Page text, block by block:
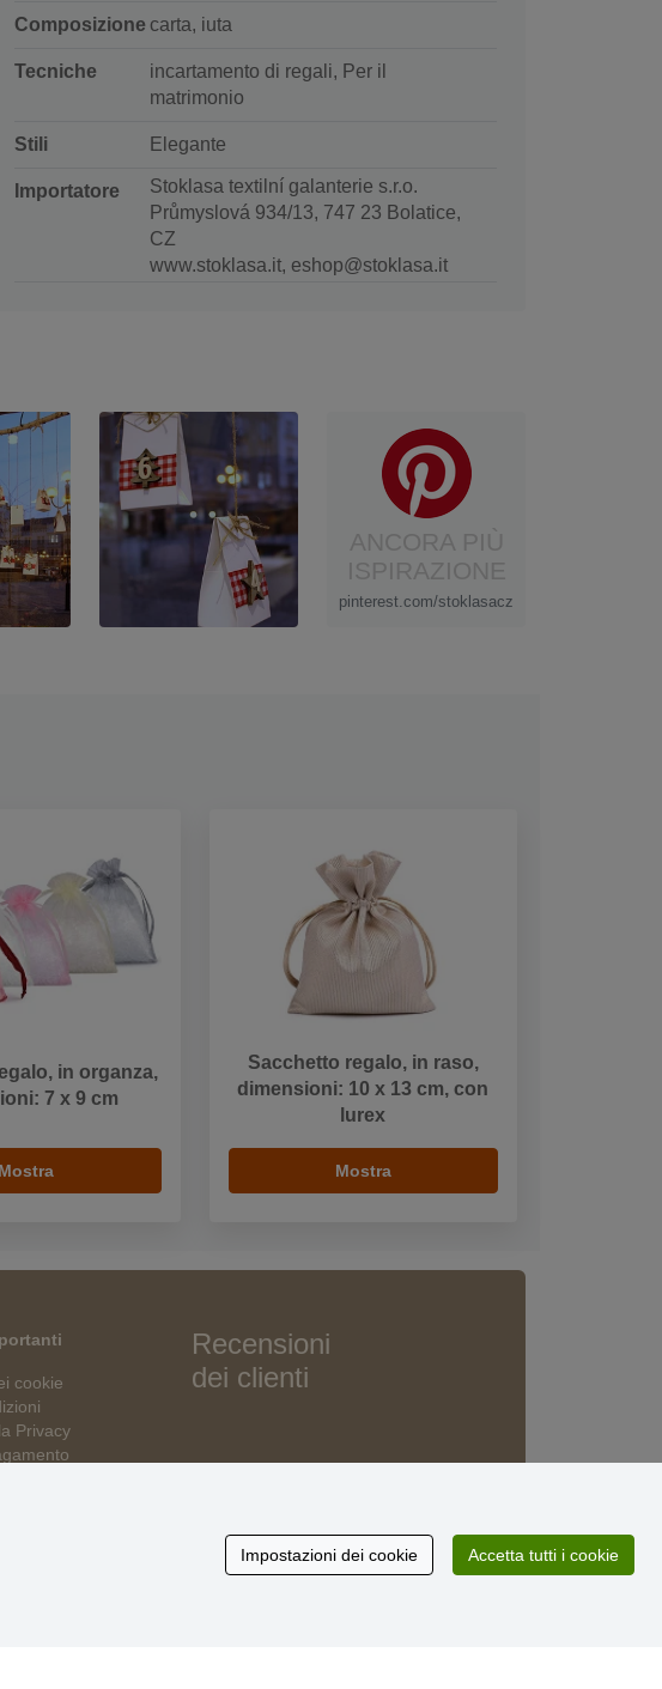
Composizione carta, iuta
Tecniche
incartamento di regali, Per il
matrimonio
Stili Elegante
Importatore
Stoklasa textilní galanterie s.r.o.
Průmyslová 934/13, 747 23 Bolatice,
CZ
www.stoklasa.it, eshop@stoklasa.it
pinterest.com/stoklasacz
in organza,
7 x 9 cm
Mostra
Sacchetto regalo, in raso,
dimensioni: 10 x 13 cm, con
lurex
Mostra
cookie
Privacy
Recensioni
dei clienti
Impostazioni dei cookie Accetta tutti i cookie